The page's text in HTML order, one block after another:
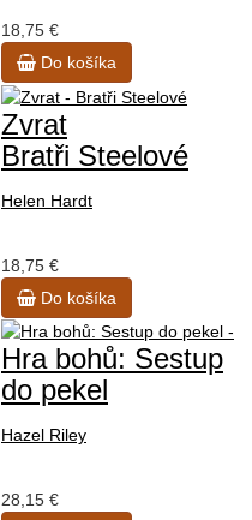
18,75 €
Do košíka
Zvrat
Bratři Steelové
Helen Hardt
18,75 €
Do košíka
Hra bohů: Sestup
do pekel
Hazel Riley
28,15 €